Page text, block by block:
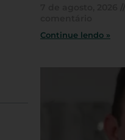
Continue lendo »